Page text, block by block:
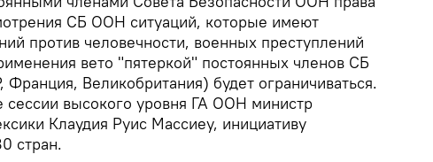
СБ ООН ситуаций, которые имеют
против человечности, военных преступлений
вето "пятеркой" постоянных членов СБ
Великобритания) будет ограничиваться.
сессии высокого уровня ГА ООН министр
Клаудия Руис Массиеу, инициативу
стран.